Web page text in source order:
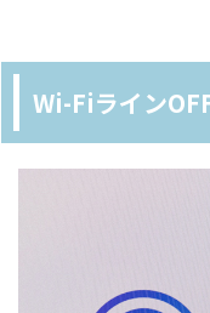
Wi-Fiライン